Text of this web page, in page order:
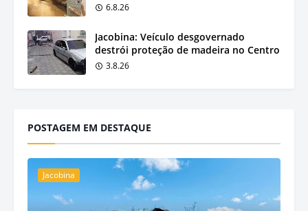
6.8.26
Jacobina: Veículo desgovernado
destrói proteção de madeira no Centro
3.8.26
POSTAGEM EM DESTAQUE
Jacobina